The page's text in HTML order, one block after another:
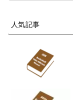
人気記事